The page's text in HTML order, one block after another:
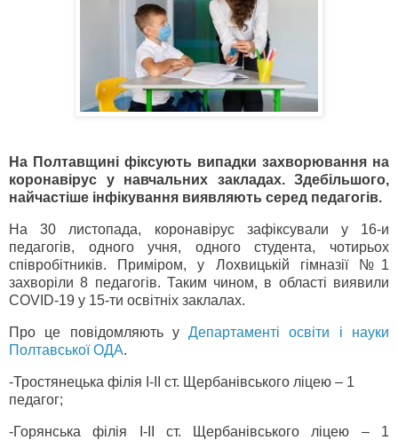
На Полтавщині фіксують випадки захворювання на
коронавірус у навчальних закладах. Здебільшого,
найчастіше інфікування виявляють серед педагогів.
На 30 листопада, коронавірус зафіксували у 16-и
педагогів, одного учня, одного студента, чотирьох
співробітників. Приміром, у Лохвицькій гімназії №1
захворіли 8 педагогів. Таким чином, в області виявили
COVID-19 у 15-ти освітніх заклалах.
Про це повідомляють уДепартаменті освіти і науки
Полтавської ОДА.
-Тростянецька філія І-ІІ ст. Щербанівського ліцею – 1
педагог;
-Горянська філія І-ІІ ст. Щербанівського ліцею – 1